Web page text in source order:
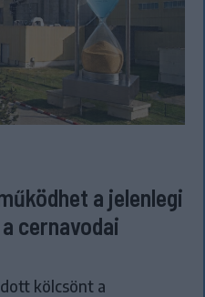
a jelenlegi
cernavodai
kölcsönt a